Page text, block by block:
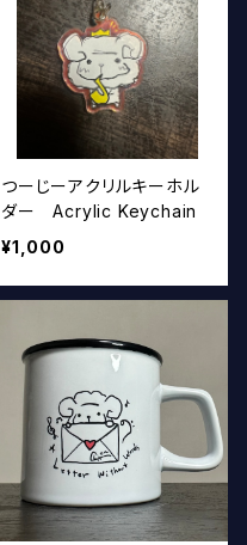
つーじーアクリルキーホル
ダー Acrylic Keychain
¥1,000